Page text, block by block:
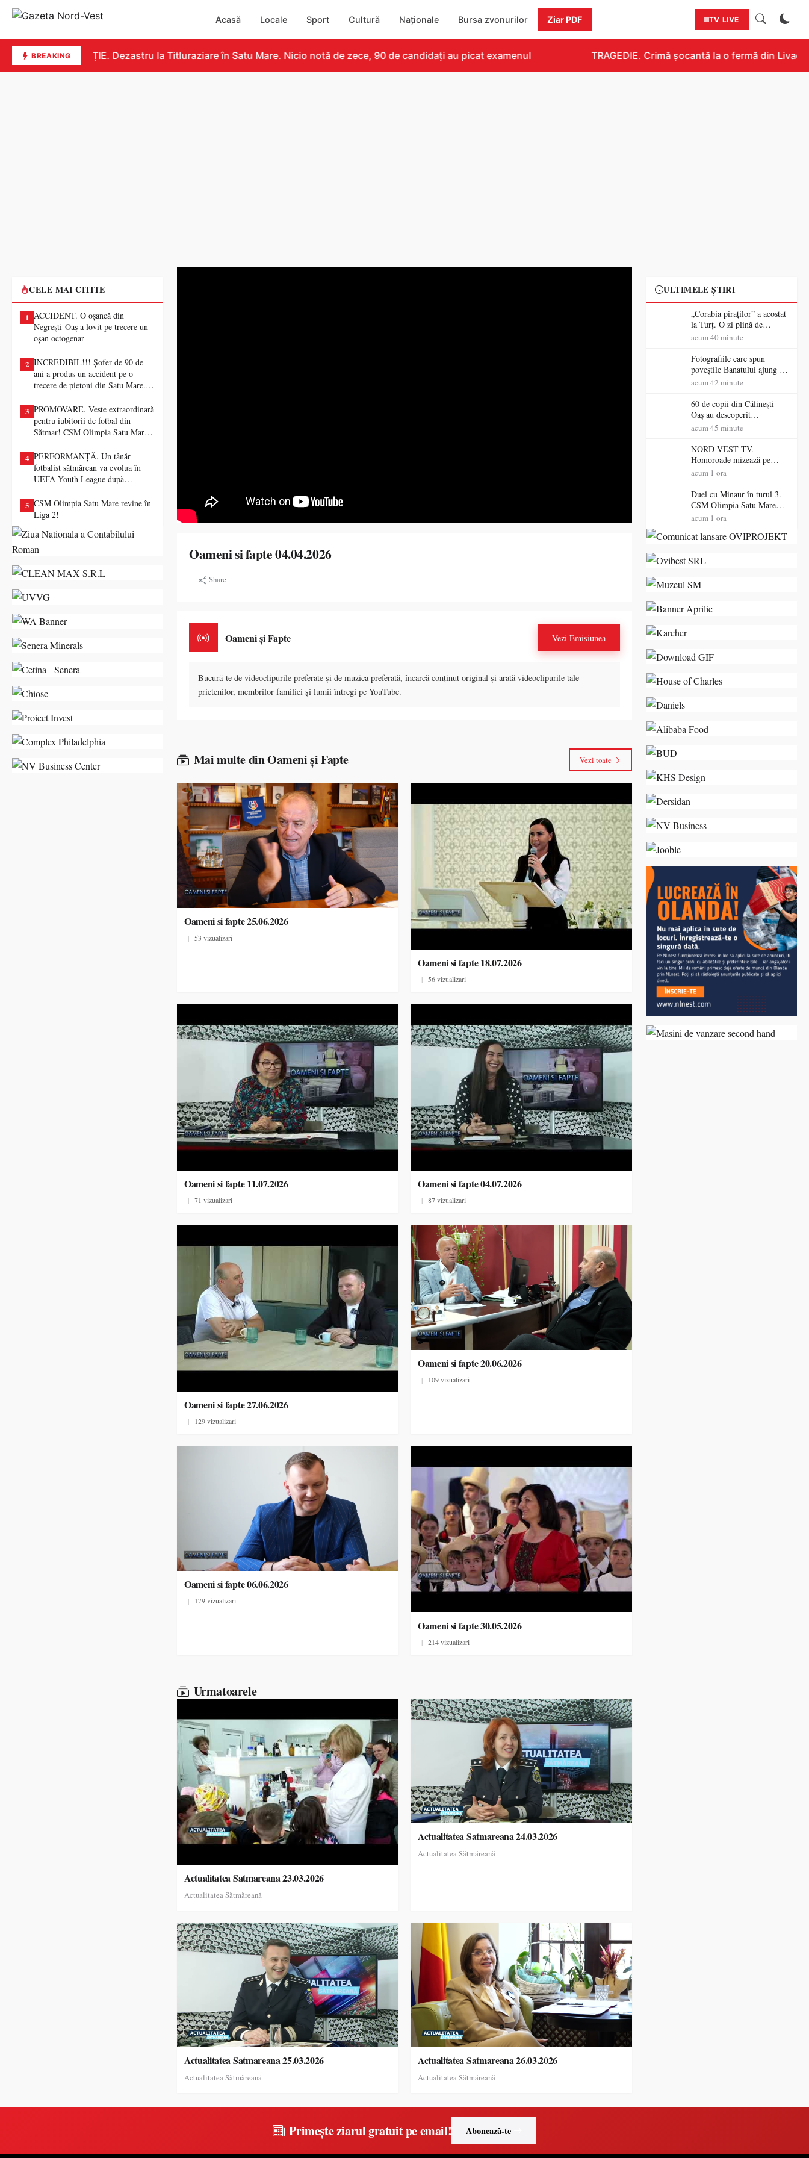
Acasă Locale Sport Cultură Naționale Bursa zvonurilor Ziar PDF TV LIVE
BREAKING
EDUCAȚIE. Dezastru la Titluraziare în Satu Mare. Nicio notă de zece, 90 de candidați au picat examenul TRAGEDIE. Crimă șocantă la o fermă din
CELE MAI CITITE
1 ACCIDENT. O oșancă din
Negrești-Oaș a lovit pe trecere un
oșan octogenar
2 INCREDIBIL!!! Șofer de 90 de
ani a produs un accident pe o
trecere de pietoni din Satu Mare. O
3 PROMOVARE. Veste extraordinară
pentru iubitorii de fotbal din
Sătmar! CSM Olimpia Satu Mare
4 PERFORMANȚĂ. Un tânăr
fotbalist sătmărean va evolua în
UEFA Youth League după
5 CSM Olimpia Satu Mare revine în
Liga 2!
Oameni si fapte 04.04.2026
Share
Oameni și Fapte Vezi Emisiunea
Bucură-te de videoclipurile preferate și de muzica preferată, încarcă conținut original și arată videoclipurile tale
prietenilor, membrilor familiei și lumii întregi pe YouTube.
Mai multe din Oameni și Fapte Vezi toate
Oameni si fapte 25.06.2026
| 53 vizualizari
Oameni si fapte 18.07.2026
| 56 vizualizari
Oameni si fapte 11.07.2026
| 71 vizualizari
Oameni si fapte 04.07.2026
| 87 vizualizari
Oameni si fapte 27.06.2026
| 129 vizualizari
Oameni si fapte 20.06.2026
| 109 vizualizari
Oameni si fapte 06.06.2026
| 179 vizualizari
Oameni si fapte 30.05.2026
| 214 vizualizari
Urmatoarele
Actualitatea Satmareana 23.03.2026
Actualitatea Sătmăreană
Actualitatea Satmareana 24.03.2026
Actualitatea Sătmăreană
Actualitatea Satmareana 25.03.2026
Actualitatea Sătmăreană
Actualitatea Satmareana 26.03.2026
Actualitatea Sătmăreană
ULTIMELE ȘTIRI
„Corabia piraților” a acostat
la Turț. O zi plină de
aventură și lecții despre
tabăra de vară
acum 40 minute
Fotografiile care spun
poveștile Banatului ajung la
Muzeul de Artă Satu Mare
acum 42 minute
60 de copii din Călinești-
Oaș au descoperit
patrimoniul local la Casa
acum 45 minute
NORD VEST TV.
Homoroade mizează pe
tradiție, turism și investiții.
„Oțeloaia rămâne un brand
al Codrului”
acum 1 ora
Duel cu Minaur în turul 3.
CSM Olimpia Satu Mare
începe aventura în Cupa
acum 1 ora
Primește ziarul gratuit pe email! Abonează-te